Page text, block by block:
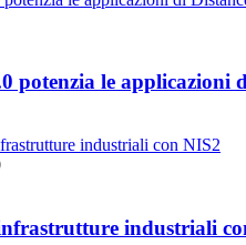
potenzia le applicazioni
industriali